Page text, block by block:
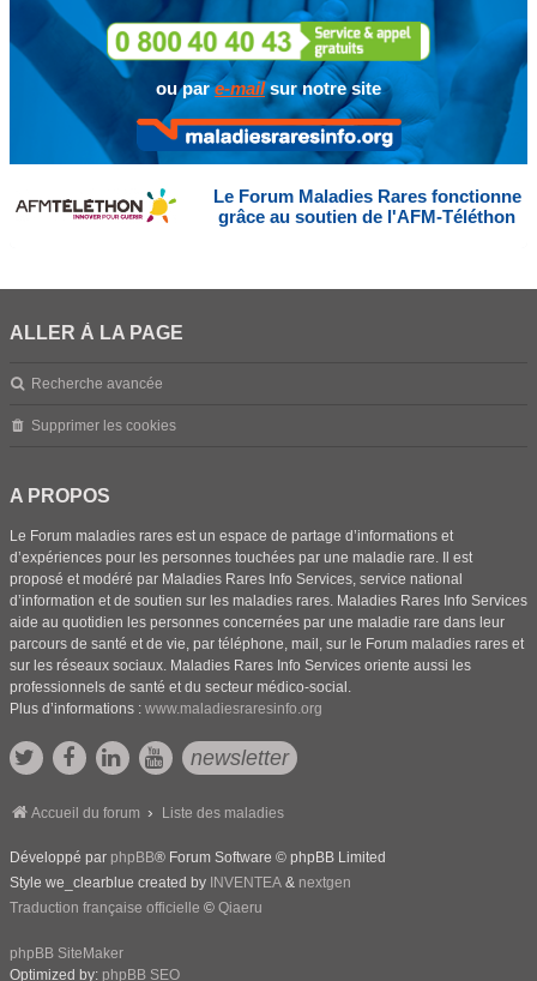
ou pare-mailsur notre site
Le Forum Maladies Rares fonctionne
grâce au soutien de l'AFM-Téléthon
ALLER À LA PAGE
Recherche avancée
Supprimer les cookies
A PROPOS
Le Forum maladies rares est un espace de partage d’informations et
d’expériences pour les personnes touchées par une maladie rare. Il est
proposé et modéré par Maladies Rares Info Services, service national
d’information et de soutien sur les maladies rares. Maladies Rares Info Services
aide au quotidien les personnes concernées par une maladie rare dans leur
parcours de santé et de vie, par téléphone, mail, sur le Forum maladies rares et
sur les réseaux sociaux. Maladies Rares Info Services oriente aussi les
professionnels de santé et du secteur médico-social.
Plus d’informations : www.maladiesraresinfo.org
newsletter
Accueil du forum Liste des maladies
Développé par phpBB® Forum Software © phpBB Limited
Style we_clearblue created by INVENTEA & nextgen
Traduction française officielle © Qiaeru
phpBB SiteMaker
Optimized by: phpBB SEO